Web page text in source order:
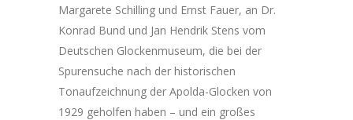
Margarete Schilling und Ernst Fauer, an Dr.
Konrad Bund und Jan Hendrik Stens vom
Deutschen Glockenmuseum, die bei der
Spurensuche nach der historischen
Tonaufzeichnung der Apolda-Glocken von
1929 geholfen haben – und ein großes